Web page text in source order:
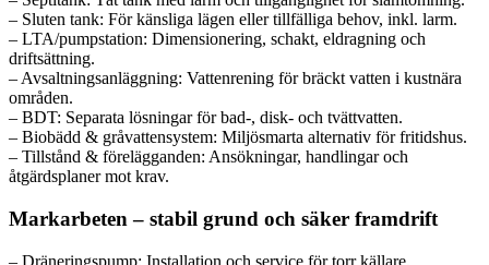
– Sluten tank: För känsliga lägen eller tillfälliga behov, inkl. larm.
– LTA/pumpstation: Dimensionering, schakt, eldragning och
driftsättning.
– Avsaltningsanläggning: Vattenrening för bräckt vatten i kustnära
områden.
– BDT: Separata lösningar för bad-, disk- och tvättvatten.
– Biobädd & gråvattensystem: Miljösmarta alternativ för fritidshus.
– Tillstånd & förelägganden: Ansökningar, handlingar och
åtgärdsplaner mot krav.
Markarbeten – stabil grund och säker framdrift
– Dräneringspump: Installation och service för torr källare.